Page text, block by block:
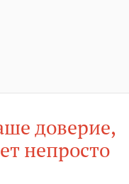
доверие,
непросто